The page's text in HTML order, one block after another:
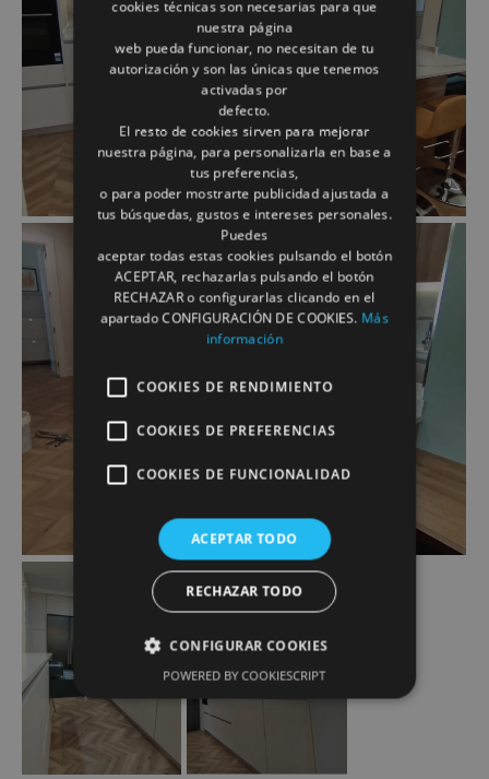
cookies técnicas son necesarias para que
nuestra página
web pueda funcionar, no necesitan de tu
autorización y son las únicas que tenemos
activadas por
defecto.
El resto de cookies sirven para mejorar
nuestra página, para personalizarla en base a
tus preferencias,
o para poder mostrarte publicidad ajustada a
tus búsquedas, gustos e intereses personales.
Puedes
aceptar todas estas cookies pulsando el botón
ACEPTAR, rechazarlas pulsando el botón
RECHAZAR o configurarlas clicando en el
apartado CONFIGURACIÓN DE COOKIES. Más
información
COOKIES DE RENDIMIENTO
COOKIES DE PREFERENCIAS
COOKIES DE FUNCIONALIDAD
ACEPTAR TODO
RECHAZAR TODO
CONFIGURAR COOKIES
POWERED BY COOKIESCRIPT